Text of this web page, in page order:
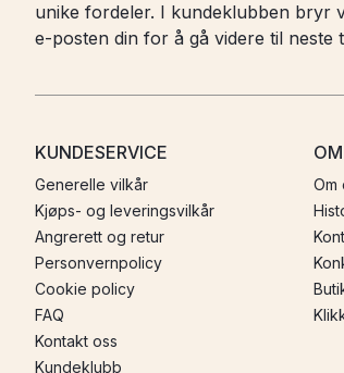
unike fordeler. I kundeklubben bryr
e-posten din for å gå videre til neste
KUNDESERVICE
Generelle vilkår
Kjøps- og leveringsvilkår
Angrerett og retur
Personvernpolicy
Cookie policy
FAQ
Kontakt oss
Kundeklubb
Om